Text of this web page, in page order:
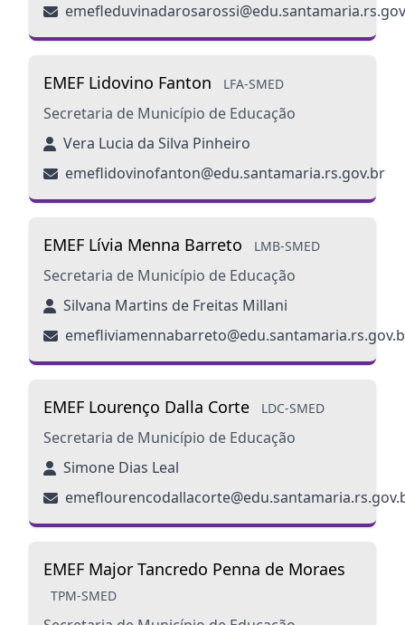
EMEF Lidovino Fanton LFA-SMED
Secretaria de Município de Educação
Vera Lucia da Silva Pinheiro
emeflidovinofanton@edu.santamaria.rs.gov.br
EMEF Lívia Menna Barreto LMB-SMED
Secretaria de Município de Educação
Silvana Martins de Freitas Millani
EMEF Lourenço Dalla Corte LDC-SMED
Secretaria de Município de Educação
Simone Dias Leal
EMEF Major Tancredo Penna de Moraes
TPM-SMED